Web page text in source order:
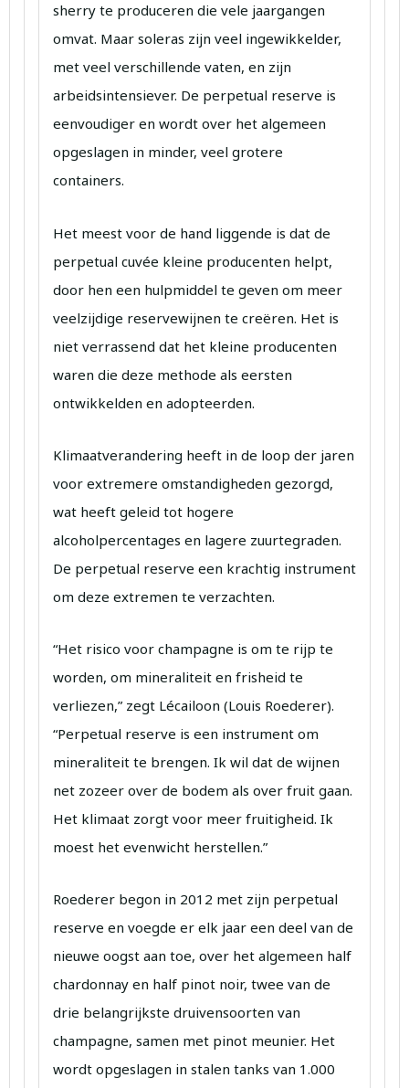
sherry te produceren die vele jaargangen
omvat. Maar soleras zijn veel ingewikkelder,
met veel verschillende vaten, en zijn
arbeidsintensiever. De perpetual reserve is
eenvoudiger en wordt over het algemeen
opgeslagen in minder, veel grotere
containers.
Het meest voor de hand liggende is dat de
perpetual cuvée kleine producenten helpt,
door hen een hulpmiddel te geven om meer
veelzijdige reservewijnen te creëren. Het is
niet verrassend dat het kleine producenten
waren die deze methode als eersten
ontwikkelden en adopteerden.
Klimaatverandering heeft in de loop der jaren
voor extremere omstandigheden gezorgd,
wat heeft geleid tot hogere
alcoholpercentages en lagere zuurtegraden.
De perpetual reserve een krachtig instrument
om deze extremen te verzachten.
“Het risico voor champagne is om te rijp te
worden, om mineraliteit en frisheid te
verliezen,” zegt Lécailoon (Louis Roederer).
“Perpetual reserve is een instrument om
mineraliteit te brengen. Ik wil dat de wijnen
net zozeer over de bodem als over fruit gaan.
Het klimaat zorgt voor meer fruitigheid. Ik
moest het evenwicht herstellen.”
Roederer begon in 2012 met zijn perpetual
reserve en voegde er elk jaar een deel van de
nieuwe oogst aan toe, over het algemeen half
chardonnay en half pinot noir, twee van de
drie belangrijkste druivensoorten van
champagne, samen met pinot meunier. Het
wordt opgeslagen in stalen tanks van 1.000